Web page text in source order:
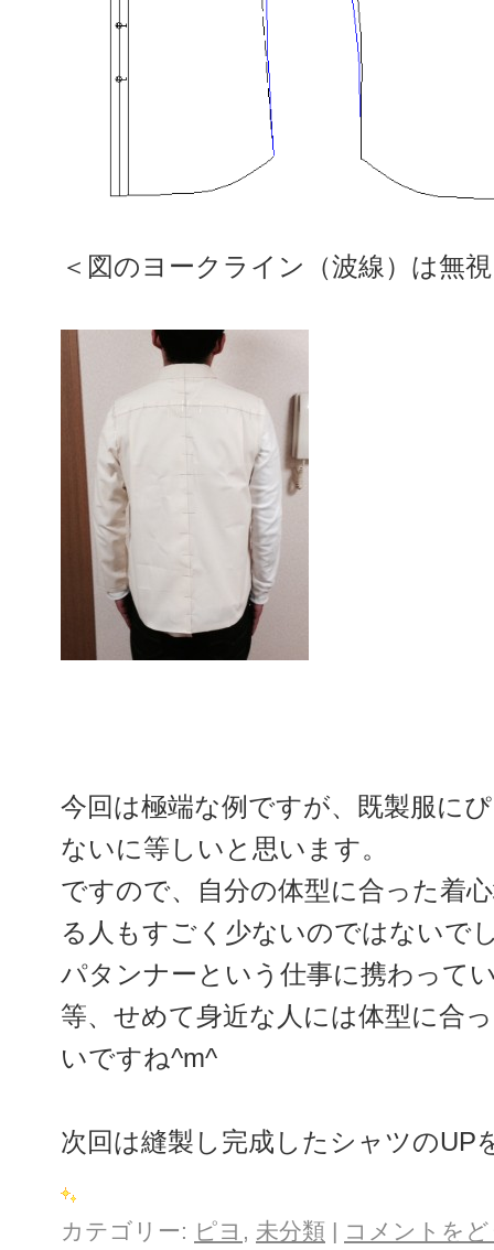
＜図のヨークライン（波線）は無
今回は極端な例ですが、既製服に
ないに等しいと思います。
ですので、自分の体型に合った着
る人もすごく少ないのではないで
パタンナーという仕事に携わって
等、せめて身近な人には体型に合
いですね^m^
次回は縫製し完成したシャツのUP
カテゴリー: ピヨ , 未分類 | コメントを